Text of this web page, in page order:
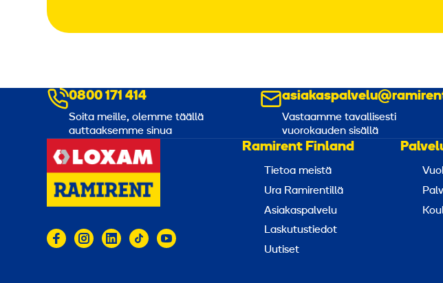
0800 171 414
Soita meille, olemme täällä
auttaaksemme sinua
Vastaamme tavallisesti
vuorokauden sisällä
Ramirent Finland
Tietoa meistä
Ura Ramirentillä
Asiakaspalvelu
Laskutustiedot
Uutiset